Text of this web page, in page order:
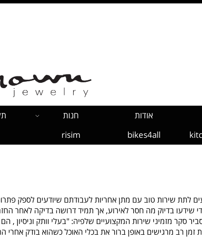
אודות חנות
bikes4all
risim
לתת שירות טוב עם מתן אחריות לעבודתם שיודעים לספק
שידעו בדיוק מה חסר לאירוע, אך תמיד דרושה בדיקה לאחר
סקר מזמיני שירות המקצועיים שלפיה: "בעלי וותק וניסיון ,
זמן רב מרגישים באופן ברור את בכלי האוכל כשהוא בודק